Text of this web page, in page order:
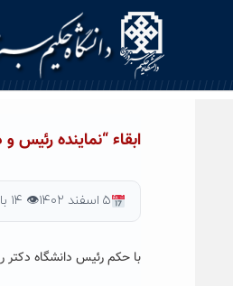
ابقاء “نماینده رئیس
۵ اسفند ۱۴۰۲ 👁 ۱۴ بازدید
با حکم رئیس دانشگاه دکتر